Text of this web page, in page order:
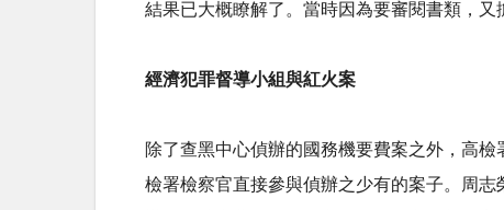
結果已大概瞭解了。當時因為要審閱書類，
經濟犯罪督導小組與紅火案
除了查黑中心偵辦的國務機要費案之外，高
檢署檢察官直接參與偵辦之少有的案子。周